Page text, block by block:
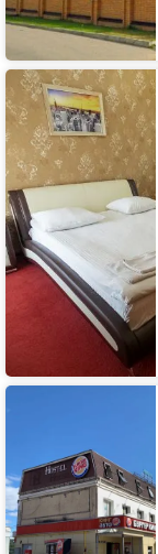
Отель
Рай
Hostel